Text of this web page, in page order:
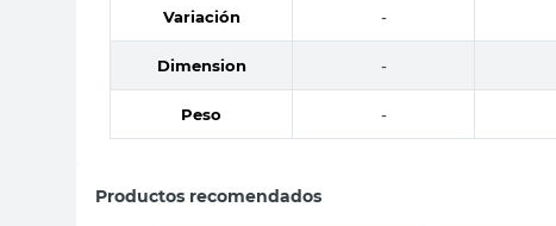
Variación -
Dimension -
Peso -
Productos recomendados